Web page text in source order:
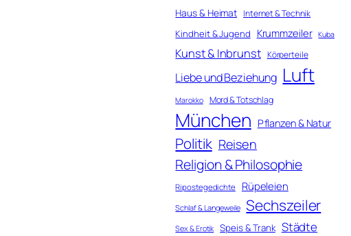
Haus & Heimat Internet & Technik
Kindheit & Jugend Krummzeiler Kuba
Kunst & Inbrunst Körperteile
Liebe und Beziehung Luft
Marokko Mord & Totschlag
München Pflanzen & Natur
Politik Reisen
Religion & Philosophie
Ripostegedichte Rüpeleien
Schlaf & Langeweile Sechszeiler
Sex & Erotik Speis & Trank Städte